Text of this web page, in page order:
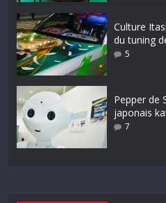
Culture
du tuning
5
Pepper de
japonais
7